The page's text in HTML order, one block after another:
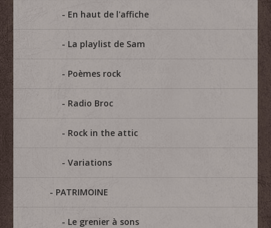
En haut de l'affiche
La playlist de Sam
Poèmes rock
Radio Broc
Rock in the attic
Variations
PATRIMOINE
Le grenier à sons